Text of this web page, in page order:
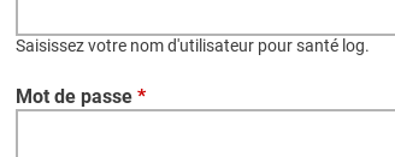
Saisissez votre nom d'utilisateur pour santé log.
Mot de passe *